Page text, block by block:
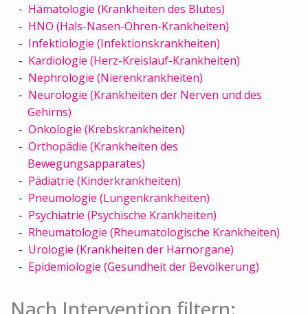
Hämatologie (Krankheiten des Blutes)
HNO (Hals-Nasen-Ohren-Krankheiten)
Infektiologie (Infektionskrankheiten)
Kardiologie (Herz-Kreislauf-Krankheiten)
Nephrologie (Nierenkrankheiten)
Neurologie (Krankheiten der Nerven und des
Gehirns)
Onkologie (Krebskrankheiten)
Orthopädie (Krankheiten des
Bewegungsapparates)
Pädiatrie (Kinderkrankheiten)
Pneumologie (Lungenkrankheiten)
Psychiatrie (Psychische Krankheiten)
Rheumatologie (Rheumatologische Krankheiten)
Urologie (Krankheiten der Harnorgane)
Epidemiologie (Gesundheit der Bevölkerung)
Nach Intervention filtern: